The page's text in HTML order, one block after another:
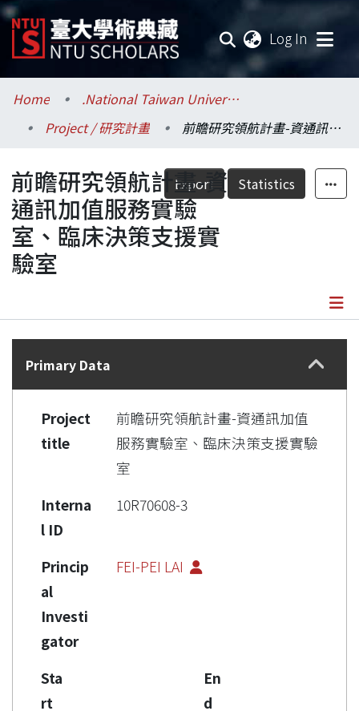
Log In
Communities & Collections
Research Outputs
Fundings & Projects
Researchers
Organizations
Home
.National Taiwan University / 國立臺灣大學
Project / 研究計畫
前瞻研究領航計畫-資通訊加值服務實驗室、臨床決策支援實驗室
Export Statistics
前瞻研究領航計畫-資
通訊加值服務實驗
室、臨床決策支援實
驗室
Details
Primary Data
Project
title
前瞻研究領航計畫-資通訊加值
服務實驗室、臨床決策支援實驗
室
Interna
l ID
10R70608-3
Princip
al
Investi
gator
FEI-PEI LAI
Sta
rt
En
d